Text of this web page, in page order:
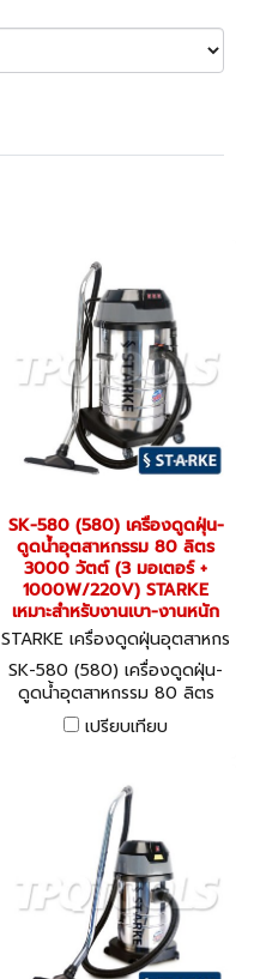
SK-580 (580) เครื่องดูดฝุ่น-
ดูดน้ำอุตสาหกรรม 80 ลิตร
3000 วัตต์ (3 มอเตอร์ +
1000W/220V) STARKE
เหมาะสำหรับงานเบา-งานหนัก
STARKE เครื่องดูดฝุ่นอุตสาหกร
รม SK-580 (580)
SK-580 (580) เครื่องดูดฝุ่น-
ดูดน้ำอุตสาหกรรม 80 ลิตร
3000 วัตต์ (3 มอเตอร์ +
1000W/220V) STARKE
เปรียบเทียบ